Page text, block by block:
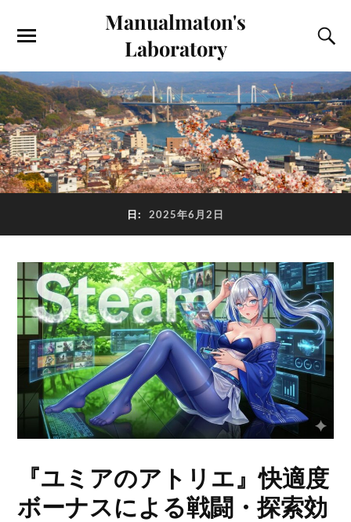
Manualmaton's
Laboratory
日: 2025年6月2日
『ユミアのアトリエ』快適度
ボーナスによる戦闘・探索効